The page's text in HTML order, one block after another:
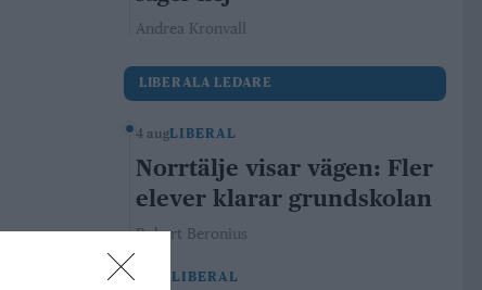
Andrea Kronvall
LIBERALA LEDARE
4 augLIBERAL
Norrtälje visar vägen: Fler
elever klarar grundskolan
Robert Beronius
29 julLIBERAL